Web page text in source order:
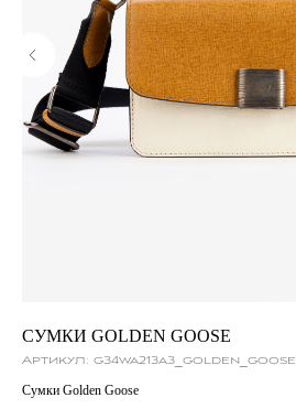
СУМКИ GOLDEN GOOSE
Артикул: g34wa213a3_golden_goose
Сумки Golden Goose